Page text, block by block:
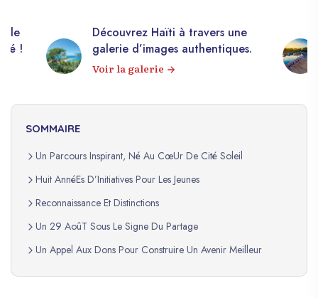
!
Découvrez Haïti à travers une
galerie d’images authentiques.
Voir la galerie
SOMMAIRE
Un Parcours Inspirant, Né Au CœUr De Cité Soleil
Huit AnnéEs D’Initiatives Pour Les Jeunes
Reconnaissance Et Distinctions
Un 29 AoûT Sous Le Signe Du Partage
Un Appel Aux Dons Pour Construire Un Avenir Meilleur